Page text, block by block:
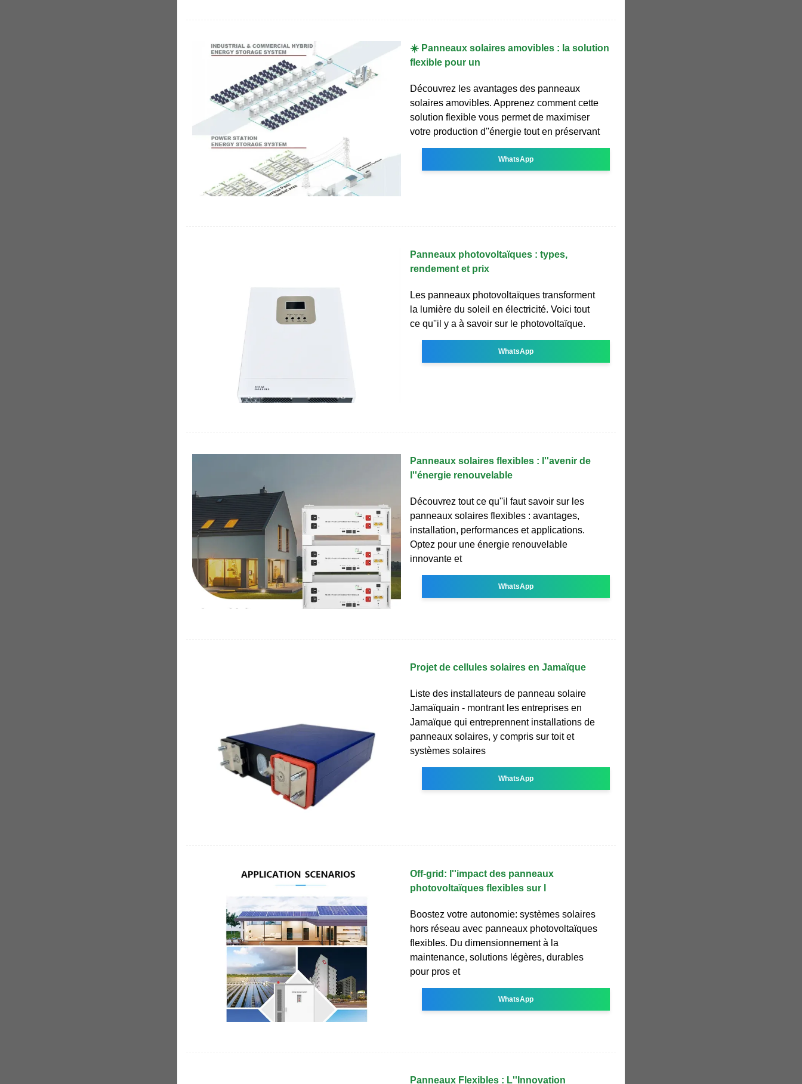
☀️ Panneaux solaires amovibles : la solution
flexible pour un
Découvrez les avantages des panneaux
solaires amovibles. Apprenez comment cette
solution flexible vous permet de maximiser
votre production d''énergie tout en préservant
WhatsApp
Panneaux photovoltaïques : types,
rendement et prix
Les panneaux photovoltaïques transforment
la lumière du soleil en électricité. Voici tout
ce qu''il y a à savoir sur le photovoltaïque.
WhatsApp
Panneaux solaires flexibles : l''avenir de
l''énergie renouvelable
Découvrez tout ce qu''il faut savoir sur les
panneaux solaires flexibles : avantages,
installation, performances et applications.
Optez pour une énergie renouvelable
innovante et
WhatsApp
Projet de cellules solaires en Jamaïque
Liste des installateurs de panneau solaire
Jamaïquain - montrant les entreprises en
Jamaïque qui entreprennent installations de
panneaux solaires, y compris sur toit et
systèmes solaires
WhatsApp
Off-grid: l''impact des panneaux
photovoltaïques flexibles sur l
Boostez votre autonomie: systèmes solaires
hors réseau avec panneaux photovoltaïques
flexibles. Du dimensionnement à la
maintenance, solutions légères, durables
pour pros et
WhatsApp
Panneaux Flexibles : L''Innovation